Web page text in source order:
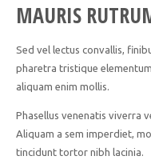
MAURIS
Sed vel lectus convallis,
pharetra tristique
aliquam enim mollis.
Phasellus venenatis viverra
Aliquam a sem imperdiet,
tincidunt tortor nibh lacinia.